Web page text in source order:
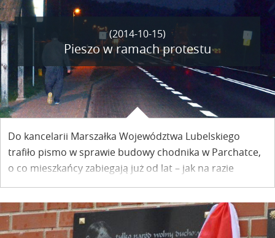
(2014-10-15)
Pieszo w ramach protestu
Do kancelarii Marszałka Województwa Lubelskiego
trafiło pismo w sprawie budowy chodnika w Parchatce,
o co mieszkańcy zabiegają już od lat – jak na razie
bezskutecznie. – Najwyraźniej chodnik trzeba wychodzić
- mówi Rafał Suszek radny Rady Miejskiej w Kazimierzu,
który pismo do Lublina zaniósł… pieszo.